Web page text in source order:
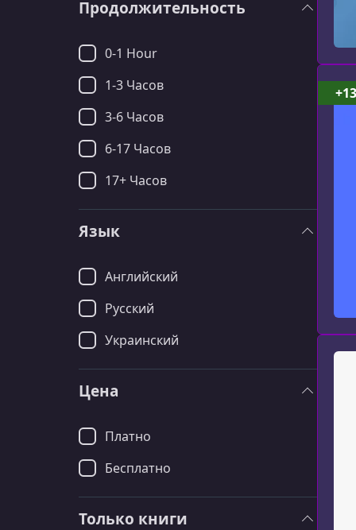
Продолжительность
0-1 Hour
1-3 Часов
3-6 Часов
6-17 Часов
17+ Часов
Язык
Английский
Русский
Украинский
Цена
Платно
Бесплатно
Только книги
+13